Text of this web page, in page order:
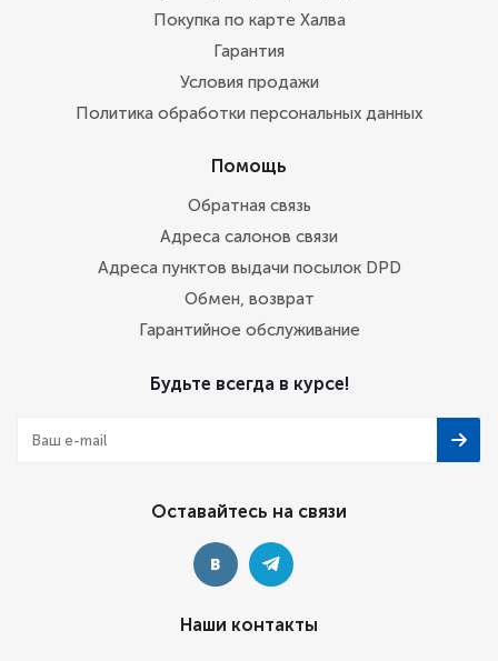
Покупка по карте Халва
Гарантия
Условия продажи
Политика обработки персональных данных
Помощь
Обратная связь
Адреса салонов связи
Адреса пунктов выдачи посылок DPD
Обмен, возврат
Гарантийное обслуживание
Будьте всегда в курсе!
Оставайтесь на связи
Наши контакты